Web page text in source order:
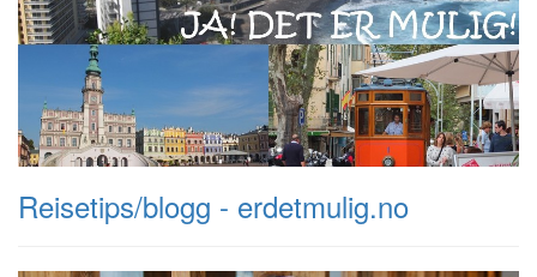
Reisetips/blogg - erdetmulig.no